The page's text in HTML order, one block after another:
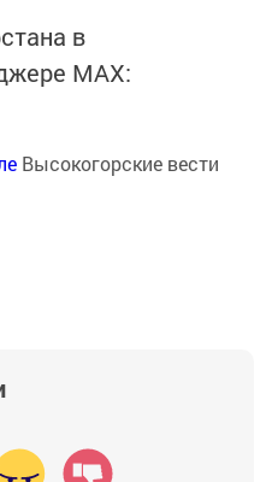
в
MАХ:
Высокогорские вести